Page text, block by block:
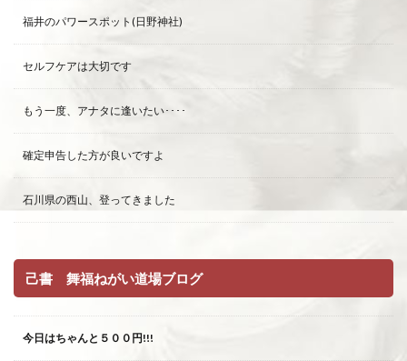
福井のパワースポット(日野神社)
セルフケアは大切です
もう一度、アナタに逢いたい････
確定申告した方が良いですよ
石川県の西山、登ってきました
己書 舞福ねがい道場ブログ
今日はちゃんと５００円!!!